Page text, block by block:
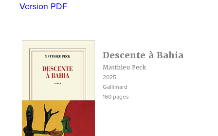
Version PDF
Descente à Bahia
Matthieu Peck
2025
Gallimard
160 pages